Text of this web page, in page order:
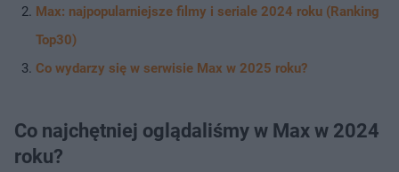
Max: najpopularniejsze filmy i seriale 2024 roku (Ranking
Top30)
Co wydarzy się w serwisie Max w 2025 roku?
Co najchętniej oglądaliśmy w Max w 2024
roku?